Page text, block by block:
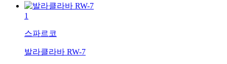
1
스파르코
발라클라바 RW-7